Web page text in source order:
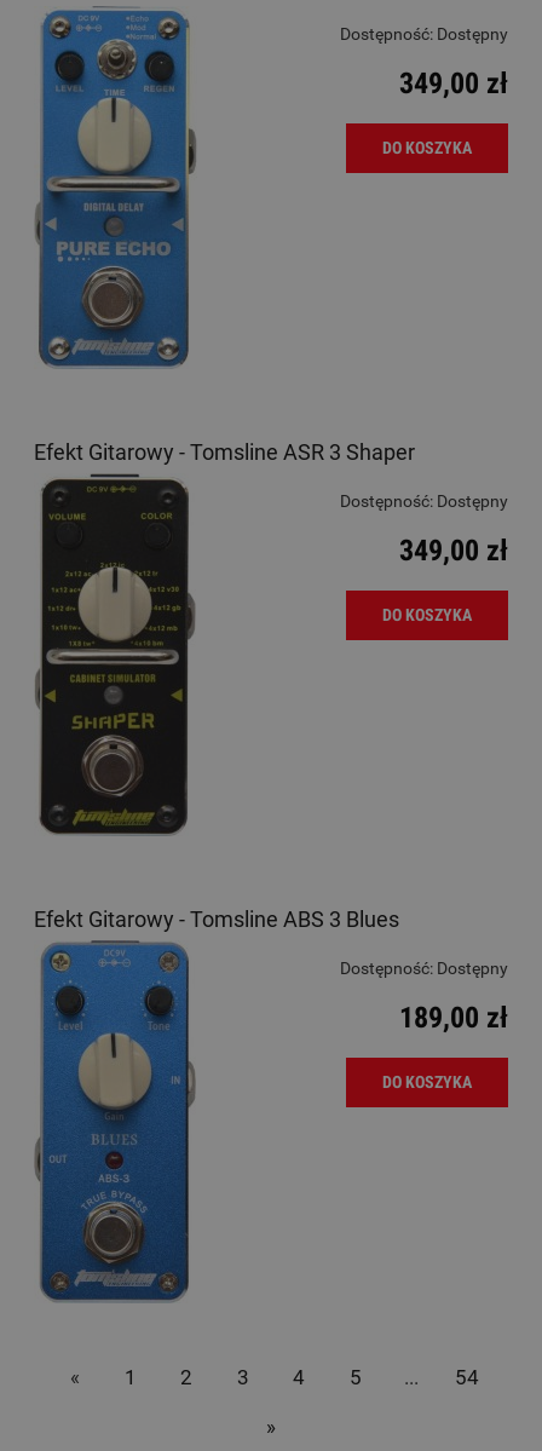
Dostępność: Dostępny
349,00 zł
DO KOSZYKA
Efekt Gitarowy - Tomsline ASR 3 Shaper
Dostępność: Dostępny
349,00 zł
DO KOSZYKA
Efekt Gitarowy - Tomsline ABS 3 Blues
Dostępność: Dostępny
189,00 zł
DO KOSZYKA
« 1 2 3 4 5 ... 54
»